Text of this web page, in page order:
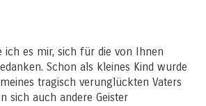
ich es mir, sich für die von Ihnen
Schon als kleines Kind wurde
tragisch verunglückten Vaters
sich auch andere Geister